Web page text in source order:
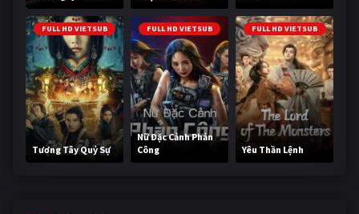
FULL HD VIETSUB
Tương Tây Quỷ Sự
FULL HD VIETSUB
Nữ Đặc Cảnh Phản
Công
FULL HD VIETSUB
Yêu Thần Lệnh